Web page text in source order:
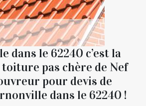
dans le 62240 c’est la
toiture pas chère de Nef
pour devis de
dans le 62240 !